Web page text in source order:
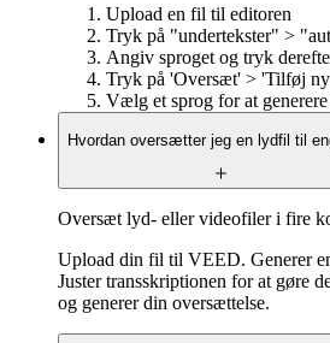
Upload en fil til editoren
Tryk på "undertekster" >
Angiv sproget og tryk
Tryk på 'Oversæt' > 'Tilføj
Vælg et sprog for at
Hvordan oversætter jeg en lydfil til
Oversæt lyd- eller videofiler i fire
Upload din fil til VEED. Generer
Juster transskriptionen for at gøre
og generer din oversættelse.